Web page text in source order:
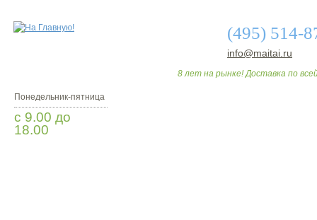
(495) 514-
info@maitai.ru
8 лет на рынке! Доставка по
Понедельник-пятница
с 9.00 до
18.00